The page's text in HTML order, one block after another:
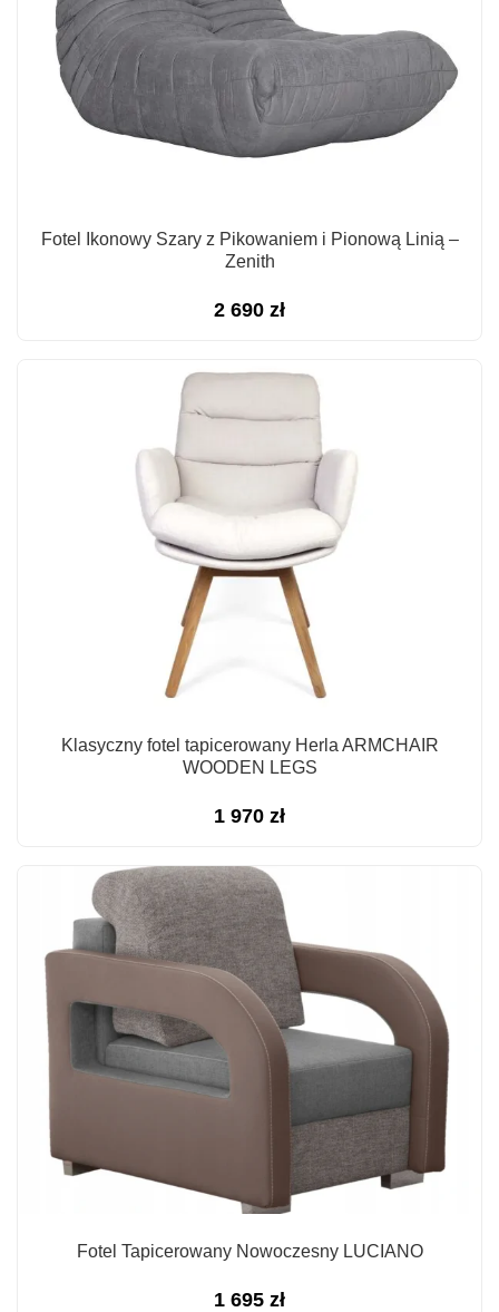
Fotel Ikonowy Szary z Pikowaniem i Pionową Linią –
Zenith
2 690 zł
Klasyczny fotel tapicerowany Herla ARMCHAIR
WOODEN LEGS
1 970 zł
Fotel Tapicerowany Nowoczesny LUCIANO
1 695 zł